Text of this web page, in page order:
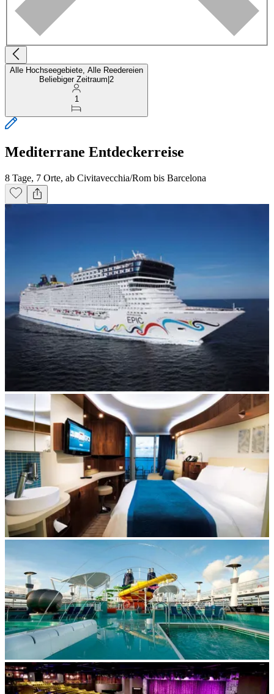
Alle Hochseegebiete, Alle Reedereien
Beliebiger Zeitraum 2
1
Mediterrane Entdeckerreise
8 Tage, 7 Orte, ab Civitavecchia/Rom bis Barcelona